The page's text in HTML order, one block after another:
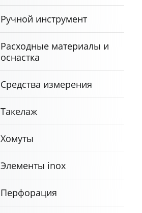
Ручной инструмент
Расходные материалы и
оснастка
Средства измерения
Такелаж
Хомуты
Элементы inox
Перфорация